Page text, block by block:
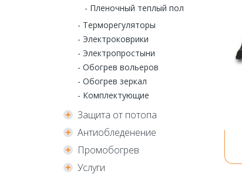
- Пленочный теплый пол
- Терморегуляторы
- Электроковрики
- Электропростыни
- Обогрев вольеров
- Обогрев зеркал
- Комплектующие
Защита от потопа
Антиобледенение
Промобогрев
Услуги